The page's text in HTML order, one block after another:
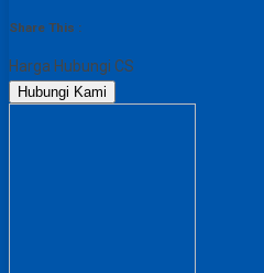
Share This :
Harga Hubungi CS
Hubungi Kami